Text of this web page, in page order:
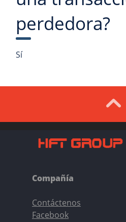
perdedora?
Sí
Compañía
Contáctenos
Facebook